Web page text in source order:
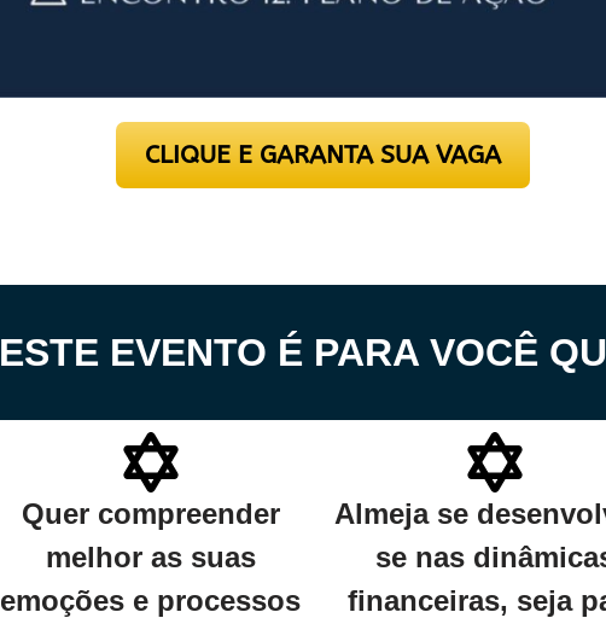
CLIQUE E GARANTA SUA VAGA
ESTE EVENTO É PARA VOCÊ
Quer compreender
melhor as suas
emoções e processos
Almeja se
se nas
financeiras, seja